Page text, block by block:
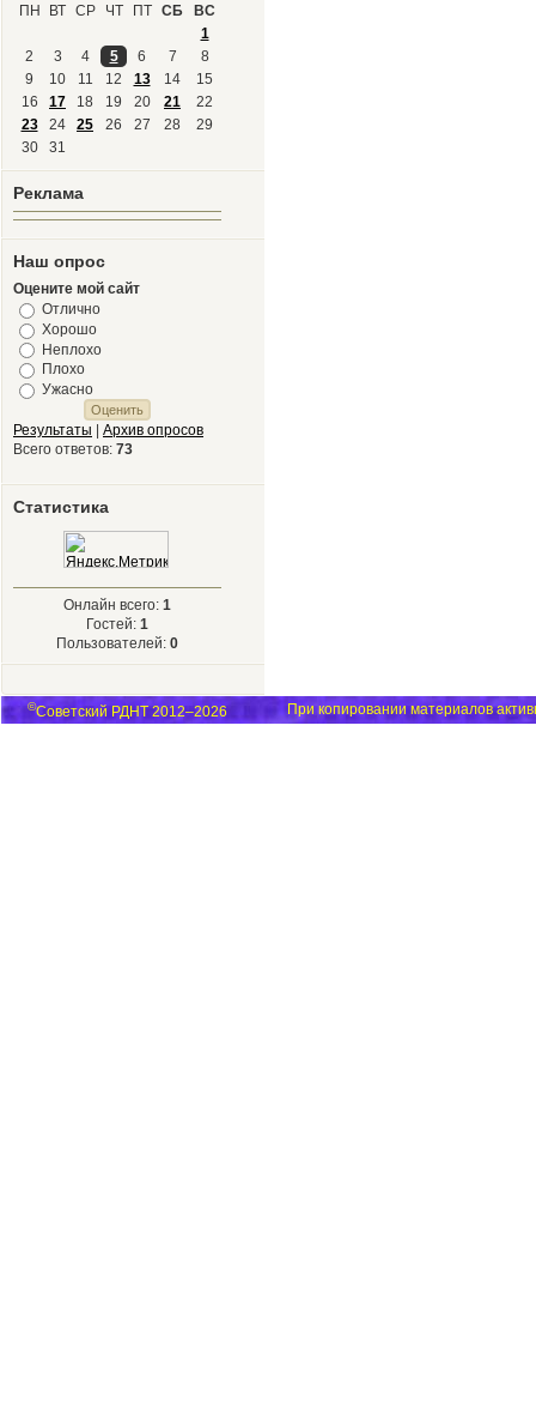
ПН
ВТ СР ЧТ ПТ СБ
ВС
1
2
3 4 5 6 7
8
9
10 11 12 13 14
15
16
17 18 19 20 21
22
23
24 25 26 27 28
29
30
31
Реклама
Наш опрос
Оцените мой сайт
Отлично
Хорошо
Неплохо
Плохо
Ужасно
Результаты
Архив опросов
Всего ответов: 73
Статистика
Онлайн всего: 1
Гостей: 1
Пользователей: 0
©Советский РДНТ 2012–2026 При копировании материалов